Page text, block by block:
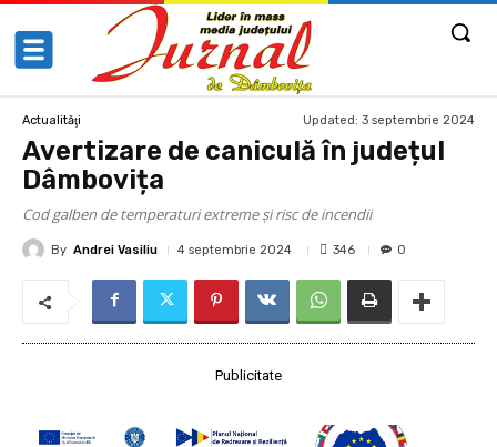
Actualităţi Updated: 3 septembrie 2024
Avertizare de caniculă în județul
Dâmbovița
Cod galben de temperaturi extreme și risc de incendii
By Andrei Vasiliu 4 septembrie 2024 346 0
Publicitate